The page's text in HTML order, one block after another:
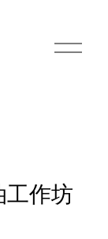
O
p
作坊